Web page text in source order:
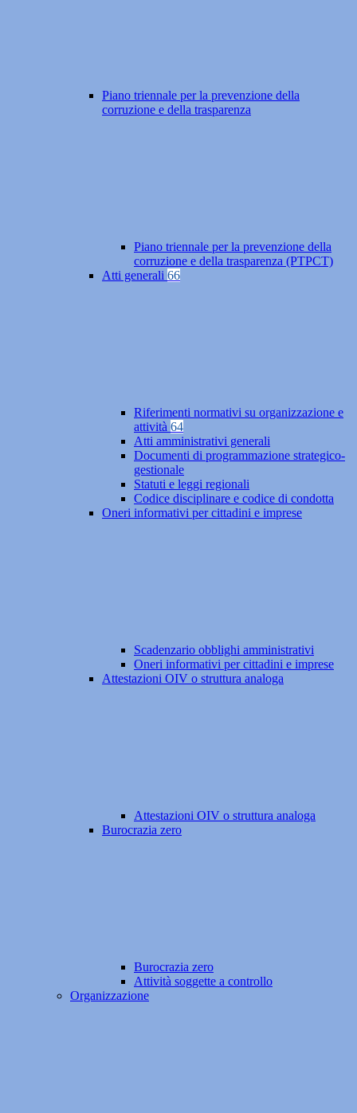
Piano triennale per la prevenzione della
corruzione e della trasparenza
Piano triennale per la prevenzione della
corruzione e della trasparenza (PTPCT)
Atti generali 66
Riferimenti normativi su organizzazione e
attività 64
Atti amministrativi generali
Documenti di programmazione strategico-
gestionale
Statuti e leggi regionali
Codice disciplinare e codice di condotta
Oneri informativi per cittadini e imprese
Scadenzario obblighi amministrativi
Oneri informativi per cittadini e imprese
Attestazioni OIV o struttura analoga
Attestazioni OIV o struttura analoga
Burocrazia zero
Burocrazia zero
Attività soggette a controllo
Organizzazione